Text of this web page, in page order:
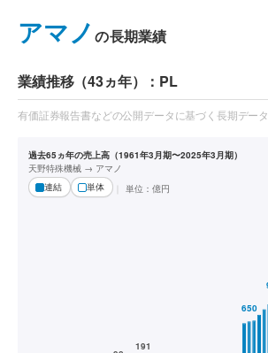
アマノの長期業績
業績推移（43ヵ年）：PL
有価証券報告書などの公開データに基づく長期データ
過去65ヵ年の売上高（1961年3月期〜2025年3月期）
天野特殊機械 → アマノ
連結
単体 単位： 億円